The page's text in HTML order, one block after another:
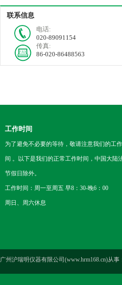
联系信息
电话:
020-89091154
传真:
86-020-86488563
工作时间
为了避免不必要的等待，敬请注意我们的工
间 。以下是我们的正常工作时间，中国大陆
节假日除外。
工作时间：周一至周五 早8：30-晚6：00
周日、周六休息
广州沪瑞明仪器有限公司(www.hrm168.cn)从